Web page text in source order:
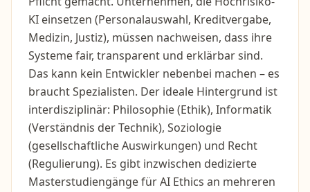
KI einsetzen (Personalauswahl, Kreditvergabe,
Medizin, Justiz), müssen nachweisen, dass ihre
Systeme fair, transparent und erklärbar sind.
Das kann kein Entwickler nebenbei machen – es
braucht Spezialisten. Der ideale Hintergrund ist
interdisziplinär: Philosophie (Ethik), Informatik
(Verständnis der Technik), Soziologie
(gesellschaftliche Auswirkungen) und Recht
(Regulierung). Es gibt inzwischen dedizierte
Masterstudiengänge für AI Ethics an mehreren